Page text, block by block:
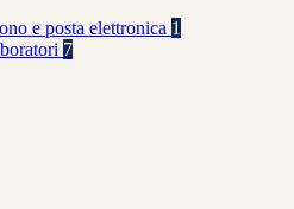
e posta elettronica 1
7